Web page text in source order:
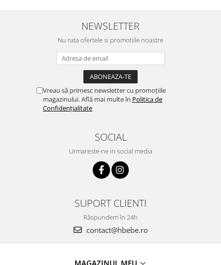
NEWSLETTER
Nu rata ofertele si promotiile noastre
Vreau să primesc newsletter cu promoțiile
magazinului. Află mai multe în Politica de
Confidențialitate
SOCIAL
Urmareste-ne in social media
SUPORT CLIENTI
Răspundem în 24h
contact@hbebe.ro
MAGAZINUL MEU